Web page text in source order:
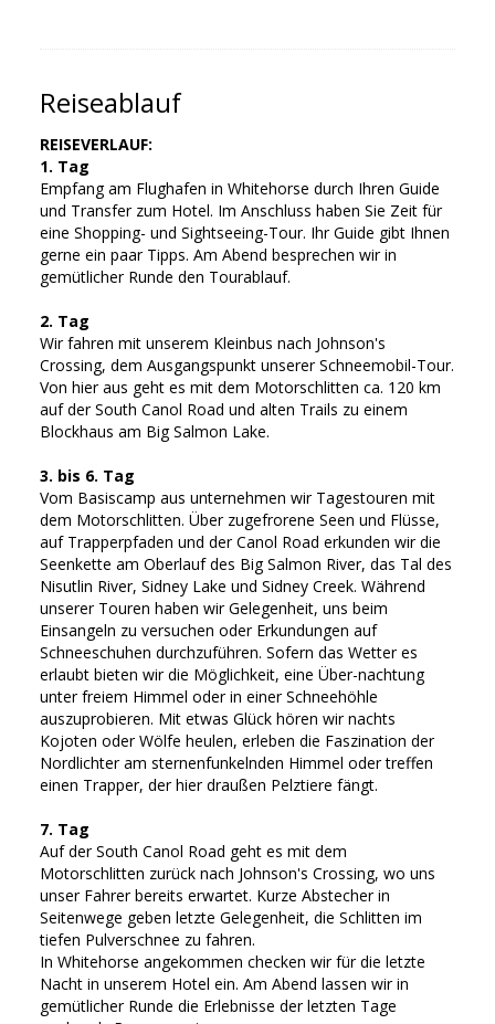
Reiseablauf
REISEVERLAUF:
1. Tag
Empfang am Flughafen in Whitehorse durch Ihren Guide
und Transfer zum Hotel. Im Anschluss haben Sie Zeit für
eine Shopping- und Sightseeing-Tour. Ihr Guide gibt Ihnen
gerne ein paar Tipps. Am Abend besprechen wir in
gemütlicher Runde den Tourablauf.
2. Tag
Wir fahren mit unserem Kleinbus nach Johnson's
Crossing, dem Ausgangspunkt unserer Schneemobil-Tour.
Von hier aus geht es mit dem Motorschlitten ca. 120 km
auf der South Canol Road und alten Trails zu einem
Blockhaus am Big Salmon Lake.
3. bis 6. Tag
Vom Basiscamp aus unternehmen wir Tagestouren mit
dem Motorschlitten. Über zugefrorene Seen und Flüsse,
auf Trapperpfaden und der Canol Road erkunden wir die
Seenkette am Oberlauf des Big Salmon River, das Tal des
Nisutlin River, Sidney Lake und Sidney Creek. Während
unserer Touren haben wir Gelegenheit, uns beim
Einsangeln zu versuchen oder Erkundungen auf
Schneeschuhen durchzuführen. Sofern das Wetter es
erlaubt bieten wir die Möglichkeit, eine Über-nachtung
unter freiem Himmel oder in einer Schneehöhle
auszuprobieren. Mit etwas Glück hören wir nachts
Kojoten oder Wölfe heulen, erleben die Faszination der
Nordlichter am sternenfunkelnden Himmel oder treffen
einen Trapper, der hier draußen Pelztiere fängt.
7. Tag
Auf der South Canol Road geht es mit dem
Motorschlitten zurück nach Johnson's Crossing, wo uns
unser Fahrer bereits erwartet. Kurze Abstecher in
Seitenwege geben letzte Gelegenheit, die Schlitten im
tiefen Pulverschnee zu fahren.
In Whitehorse angekommen checken wir für die letzte
Nacht in unserem Hotel ein. Am Abend lassen wir in
gemütlicher Runde die Erlebnisse der letzten Tage